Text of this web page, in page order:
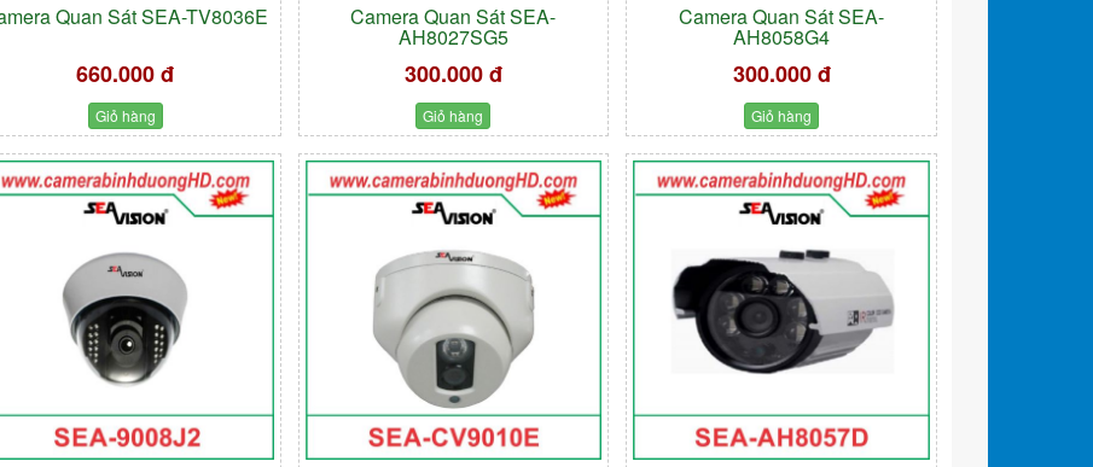
Quan Sát SEA-TV8036E
660.000 đ
Giỏ hàng
Camera Quan Sát SEA-
AH8027SG5
300.000 đ
Giỏ hàng
Camera Quan Sát SEA-
AH8058G4
300.000 đ
Giỏ hàng